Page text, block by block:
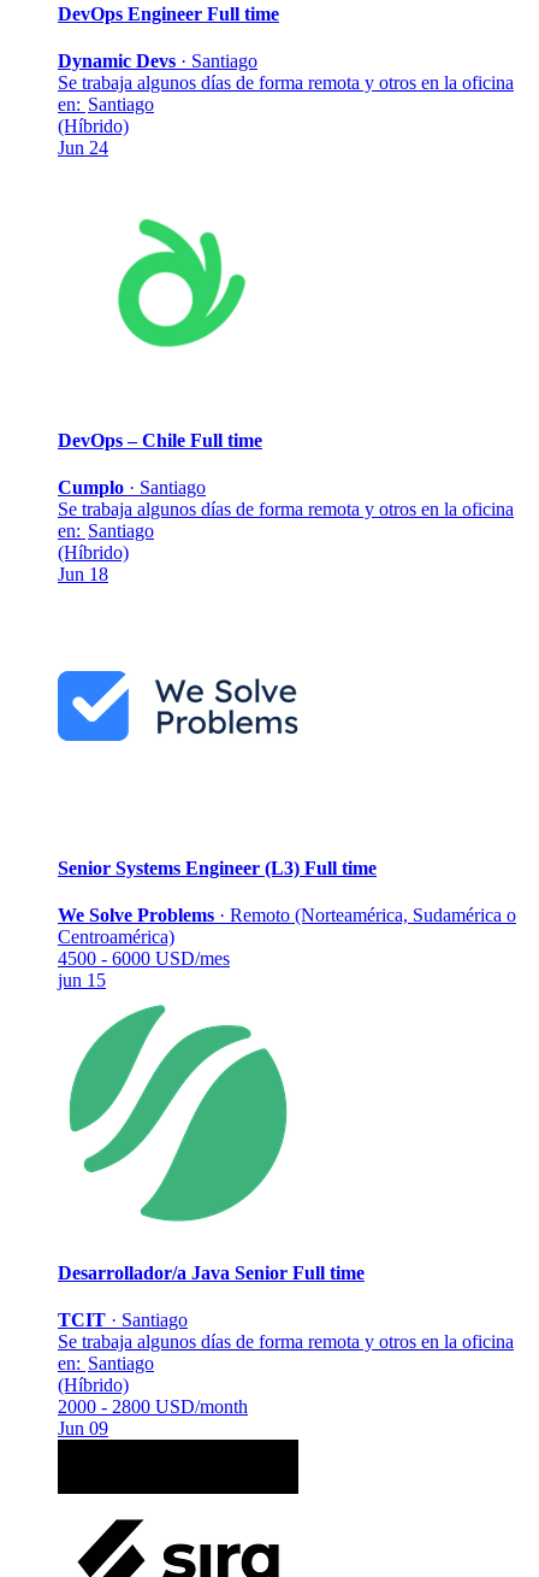
DevOps Engineer Full time
Dynamic Devs · Santiago
Se trabaja algunos días de forma remota y otros en la oficina
en: Santiago
(Híbrido)
Jun 24
DevOps – Chile Full time
Cumplo · Santiago
Se trabaja algunos días de forma remota y otros en la oficina
en: Santiago
(Híbrido)
Jun 18
Senior Systems Engineer (L3) Full time
We Solve Problems · Remoto (Norteamérica, Sudamérica o
Centroamérica)
4500 - 6000 USD/mes
jun 15
Desarrollador/a Java Senior Full time
TCIT · Santiago
Se trabaja algunos días de forma remota y otros en la oficina
en: Santiago
(Híbrido)
2000 - 2800 USD/month
Jun 09